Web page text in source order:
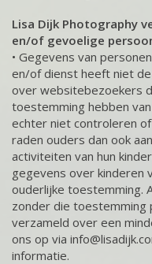
Lisa Dijk Photography
en/of gevoelige
• Gegevens van
en/of dienst heeft niet
over websitebezoekers
toestemming hebben
echter niet controleren
raden ouders dan ook
activiteiten van hun
gegevens over kinderen
ouderlijke toestemming.
zonder die toestemming
verzameld over een
ons op via
informatie.